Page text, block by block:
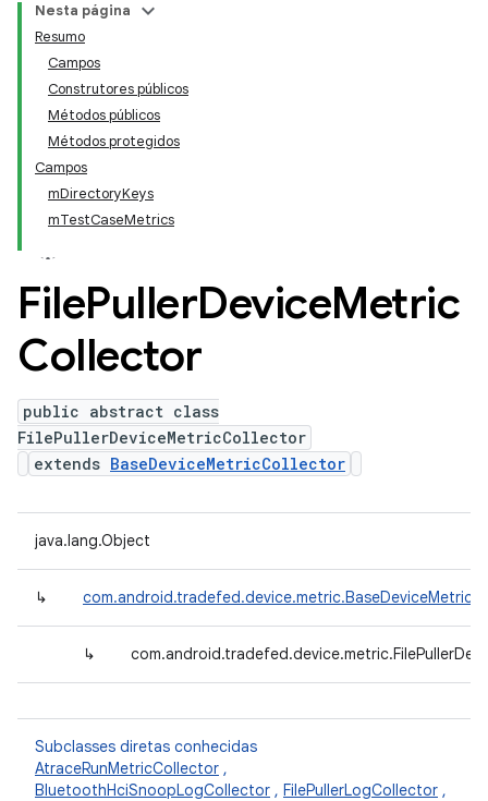
Nesta página
Resumo
Campos
Construtores públicos
Métodos públicos
Métodos protegidos
Campos
mDirectoryKeys
mTestCaseMetrics
FilePullerDeviceMetric
Collector
public abstract class
FilePullerDeviceMetricCollector
extends BaseDeviceMetricCollector
java.lang.Object
↳
↳
Subclasses diretas conhecidas
AtraceRunMetricCollector ,
BluetoothHciSnoopLogCollector , FilePullerLogCollector ,